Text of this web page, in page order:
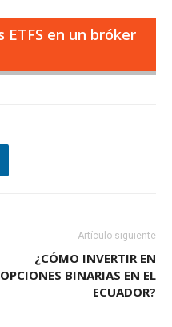
en un bróker
Artículo siguiente
¿CÓMO INVERTIR EN
OPCIONES BINARIAS EN EL
ECUADOR?